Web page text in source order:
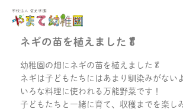
ネギの苗を植えました🥬
幼稚園の畑にネギの苗を植えました🥬
ネギは子どもたちにはあまり馴染みがない
いろな料理に使われる万能野菜です！
子どもたちと一緒に育て、収穫までを楽し